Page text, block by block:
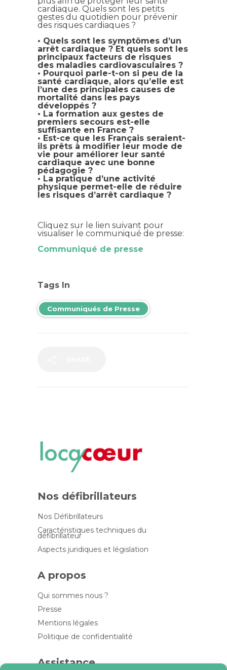
cardiaque. Quels sont les petits
gestes du quotidien pour prévenir
des risques cardiaques ?
• Quels sont les symptômes d’un
arrêt cardiaque ? Et quels sont les
principaux facteurs de risques
des maladies cardiovasculaires ?
• Pourquoi parle-t-on si peu de la
santé cardiaque, alors qu’elle est
l’une des principales causes de
mortalité dans les pays
développés ?
• La formation aux gestes de
premiers secours est-elle
suffisante en France ?
• Est-ce que les Français seraient-
ils prêts à modifier leur mode de
vie pour améliorer leur santé
cardiaque avec une bonne
pédagogie ?
• La pratique d’une activité
physique permet-elle de réduire
les risques d’arrêt cardiaque ?
Cliquez sur le lien suivant pour
visualiser le communiqué de presse:
Communiqué de presse
Tags In
Communiqués de Presse
Nos défibrillateurs
Nos Défibrillateurs
Caractéristiques techniques du
défibrillateur
Aspects juridiques et législation
A propos
Qui sommes nous ?
Presse
Mentions légales
Politique de confidentialité
Assistance